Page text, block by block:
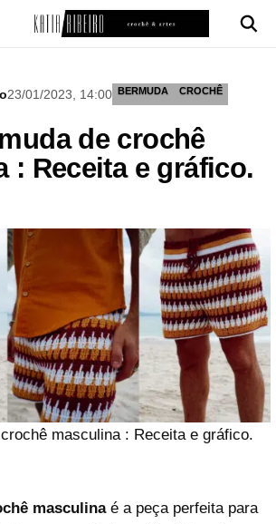
23/01/2023, 14:00 BERMUDA CROCHÊ
de crochê
: Receita e gráfico.
masculina : Receita e gráfico.
masculina é a peça perfeita para